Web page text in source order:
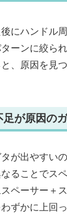
にハンドル
ーンに絞ら
、原因を見
が原因の
が出やすい
ることでス
ペーサー＋
ずかに上回